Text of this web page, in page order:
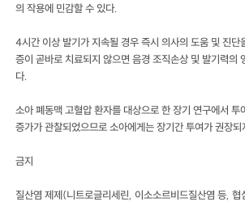
의 작용에 민감할 수 있다.
4시간 이상 발기가 지속될 경우 즉시 의사의 도움 및 진단
증이 곧바로 치료되지 않으면 음경 조직손상 및 발기력의
다.
소아 폐동맥 고혈압 환자를 대상으로 한 장기 연구에서 투
증가가 관찰되었으므로 소아에게는 장기간 투여가 권장되
금지
질산염 제제(니트로글리세린, 이소소르비드질산염 등,